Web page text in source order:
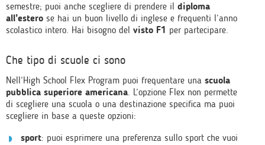
semestre; puoi anche scegliere di prendere il diploma
all’estero se hai un buon livello di inglese e frequenti l’anno
scolastico intero. Hai bisogno del visto F1 per partecipare.
Che tipo di scuole ci sono
Nell’High School Flex Program puoi frequentare una scuola
pubblica superiore americana. L’opzione Flex non permette
di scegliere una scuola o una destinazione specifica ma puoi
scegliere in base a queste opzioni:
sport: puoi esprimere una preferenza sullo sport che vuoi